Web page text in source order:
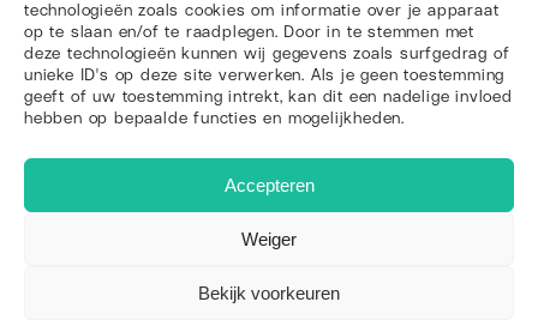
technologieën zoals cookies om informatie over je apparaat
op te slaan en/of te raadplegen. Door in te stemmen met
deze technologieën kunnen wij gegevens zoals surfgedrag of
unieke ID's op deze site verwerken. Als je geen toestemming
geeft of uw toestemming intrekt, kan dit een nadelige invloed
hebben op bepaalde functies en mogelijkheden.
Accepteren
Weiger
Bekijk voorkeuren
concurrentie voorbij te vliegen?